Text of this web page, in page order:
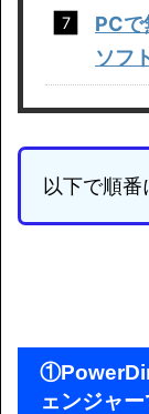
PCで
ソフ
以下で順番
①
ェンジャ